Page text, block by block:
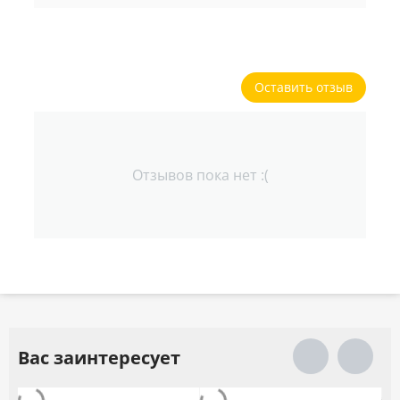
Оставить отзыв
Отзывов пока нет :(
Вас заинтересует